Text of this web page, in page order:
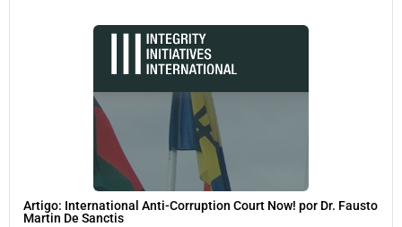
Artigo: International Anti-Corruption Court Now! por Dr. Fausto
Martin De Sanctis